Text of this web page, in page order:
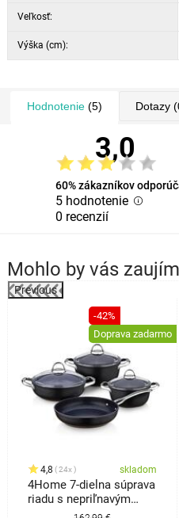
Veľkosť:
Výška (cm):
Hodnotenie(5) Dotazy
3,0
60% zákazníkov
5 hodnotenie
0 recenzií
Mohlo by vás
Previous
-42%
Doprava zadarmo
4,8 24x skladom
4Home 7-dielna súprava
riadu s nepriľnavým
povrchom Titanium